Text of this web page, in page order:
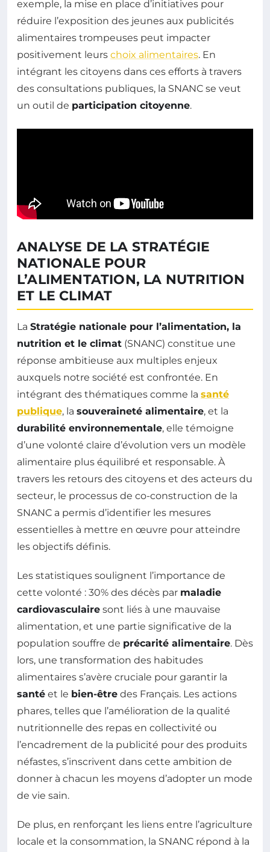
exemple, la mise en place d’initiatives pour
réduire l’exposition des jeunes aux publicités
alimentaires trompeuses peut impacter
positivement leurs choix alimentaires. En
intégrant les citoyens dans ces efforts à travers
des consultations publiques, la SNANC se veut
un outil de participation citoyenne.
ANALYSE DE LA STRATÉGIE
NATIONALE POUR
L’ALIMENTATION, LA NUTRITION
ET LE CLIMAT
La Stratégie nationale pour l’alimentation, la
nutrition et le climat (SNANC) constitue une
réponse ambitieuse aux multiples enjeux
auxquels notre société est confrontée. En
intégrant des thématiques comme la santé
publique, la souveraineté alimentaire, et la
durabilité environnementale, elle témoigne
d’une volonté claire d’évolution vers un modèle
alimentaire plus équilibré et responsable. À
travers les retours des citoyens et des acteurs du
secteur, le processus de co-construction de la
SNANC a permis d’identifier les mesures
essentielles à mettre en œuvre pour atteindre
les objectifs définis.
Les statistiques soulignent l’importance de
cette volonté : 30% des décès par maladie
cardiovasculaire sont liés à une mauvaise
alimentation, et une partie significative de la
population souffre de précarité alimentaire. Dès
lors, une transformation des habitudes
alimentaires s’avère cruciale pour garantir la
santé et le bien-être des Français. Les actions
phares, telles que l’amélioration de la qualité
nutritionnelle des repas en collectivité ou
l’encadrement de la publicité pour des produits
néfastes, s’inscrivent dans cette ambition de
donner à chacun les moyens d’adopter un mode
de vie sain.
De plus, en renforçant les liens entre l’agriculture
locale et la consommation, la SNANC répond à la